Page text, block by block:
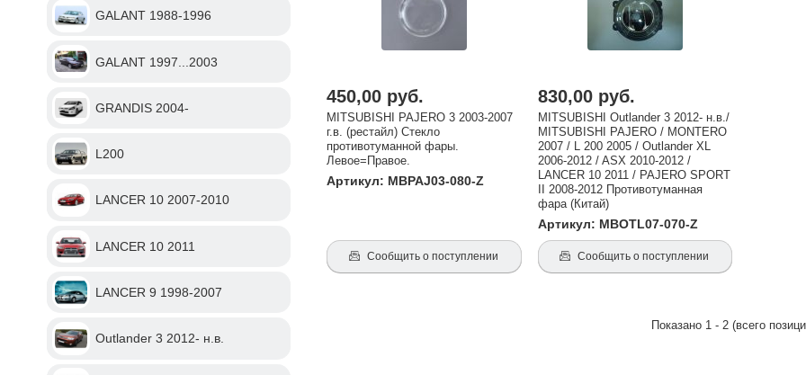
450,00 руб.
MITSUBISHI PAJERO 3 2003-2007
г.в. (рестайл) Стекло
противотуманной фары.
Левое=Правое.
Артикул: MBPAJ03-080-Z
Сообщить о поступлении
830,00 руб.
MITSUBISHI Outlander 3 2012- н.в./
MITSUBISHI PAJERO / MONTERO
2007 / L 200 2005 / Outlander XL
2006-2012 / ASX 2010-2012 /
LANCER 10 2011 / PAJERO SPORT
II 2008-2012 Противотуманная
фара (Китай)
Артикул: MBOTL07-070-Z
Сообщить о поступлении
Показано 1 - 2 (всего
GALANT 1988-1996
GALANT 1997...2003
GRANDIS 2004-
L200
LANCER 10 2007-2010
LANCER 10 2011
LANCER 9 1998-2007
Outlander 3 2012- н.в.